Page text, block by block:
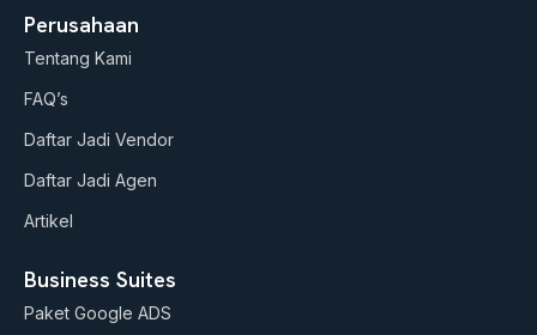
u
t
u
b
e
s
t
a
a
c
e
b
k
Perusahaan
Tentang Kami
FAQ’s
Daftar Jadi Vendor
Daftar Jadi Agen
Artikel
Business Suites
Paket Google ADS